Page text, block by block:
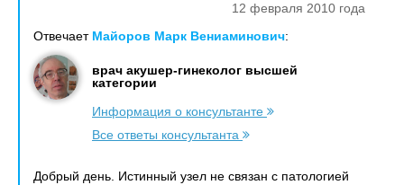
12 февраля 2010 года
Отвечает Майоров Марк Вениаминович:
врач акушер-гинеколог высшей
категории
Информация о консультанте
Все ответы консультанта
Добрый день. Истинный узел не связан с патологией